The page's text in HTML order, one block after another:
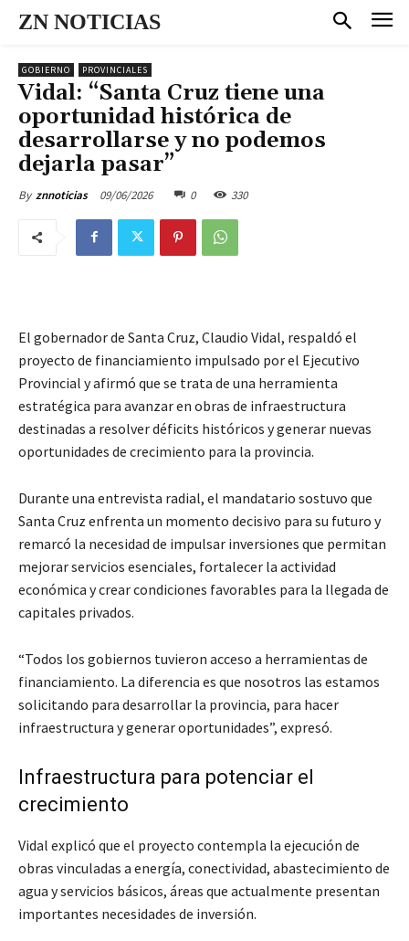
ZN NOTICIAS
GOBIERNO PROVINCIALES
Vidal: “Santa Cruz tiene una
oportunidad histórica de
desarrollarse y no podemos
dejarla pasar”
By znnoticias 09/06/2026 0 330
El gobernador de Santa Cruz, Claudio Vidal, respaldó el
proyecto de financiamiento impulsado por el Ejecutivo
Provincial y afirmó que se trata de una herramienta
estratégica para avanzar en obras de infraestructura
destinadas a resolver déficits históricos y generar nuevas
oportunidades de crecimiento para la provincia.
Durante una entrevista radial, el mandatario sostuvo que
Santa Cruz enfrenta un momento decisivo para su futuro y
remarcó la necesidad de impulsar inversiones que permitan
mejorar servicios esenciales, fortalecer la actividad
económica y crear condiciones favorables para la llegada de
capitales privados.
“Todos los gobiernos tuvieron acceso a herramientas de
financiamiento. La diferencia es que nosotros las estamos
solicitando para desarrollar la provincia, para hacer
infraestructura y generar oportunidades”, expresó.
Infraestructura para potenciar el
crecimiento
Vidal explicó que el proyecto contempla la ejecución de
obras vinculadas a energía, conectividad, abastecimiento de
agua y servicios básicos, áreas que actualmente presentan
importantes necesidades de inversión.